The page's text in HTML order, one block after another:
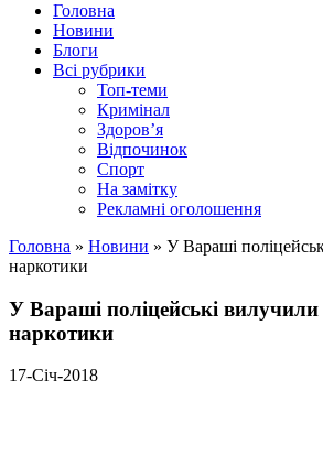
Головна
Новини
Блоги
Всі рубрики
Топ-теми
Кримінал
Здоров’я
Відпочинок
Спорт
На замітку
Рекламні оголошення
Головна » Новини » У Вараші
наркотики
У Вараші поліцейські
наркотики
17-Січ-2018